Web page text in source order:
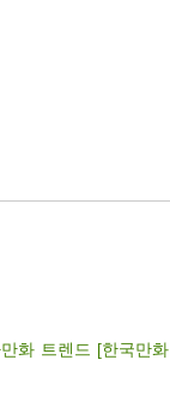
화 트렌드 [한국만화